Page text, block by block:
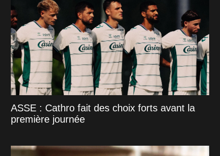
ASSE : Cathro fait des choix forts avant la
première journée